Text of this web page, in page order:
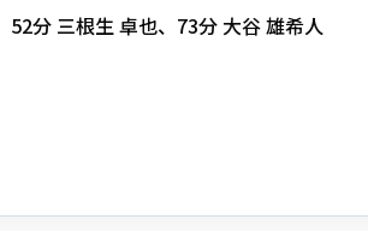
52分 三根生 卓也、73分 大谷 雄希人